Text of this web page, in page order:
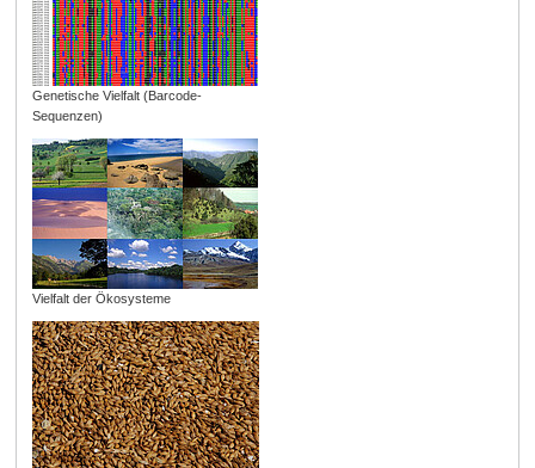
Genetische Vielfalt (Barcode-
Sequenzen)
Vielfalt der Ökosysteme